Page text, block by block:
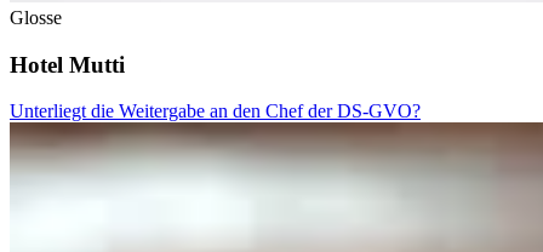
Glosse
Hotel Mutti
Unterliegt die Weitergabe an den Chef der DS-GVO?